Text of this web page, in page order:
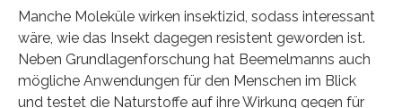
Manche Moleküle wirken insektizid, sodass interessant
wäre, wie das Insekt dagegen resistent geworden ist.
Neben Grundlagenforschung hat Beemelmanns auch
mögliche Anwendungen für den Menschen im Blick
und testet die Naturstoffe auf ihre Wirkung gegen für